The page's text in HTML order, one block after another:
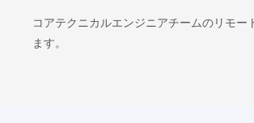
コアテクニカルエンジニアチームのリモ
ます。